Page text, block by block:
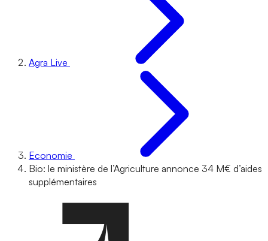
Agra Live
Economie
Bio: le ministère de l’Agriculture annonce 34 M€ d’aides
supplémentaires